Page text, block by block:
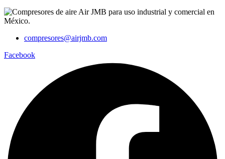
compresores@airjmb.com
Facebook